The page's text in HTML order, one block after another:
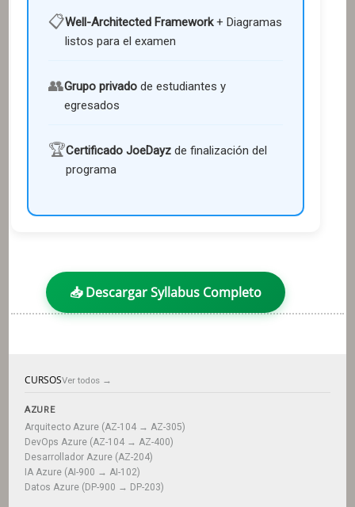
📋Well-Architected Framework + Diagramas
listos para el examen
👥Grupo privado de estudiantes y
egresados
🏆Certificado JoeDayz de finalización del
programa
📥 Descargar Syllabus Completo
CURSOSVer todos →
AZURE
Arquitecto Azure (AZ-104 → AZ-305)
DevOps Azure (AZ-104 → AZ-400)
Desarrollador Azure (AZ-204)
IA Azure (AI-900 → AI-102)
Datos Azure (DP-900 → DP-203)